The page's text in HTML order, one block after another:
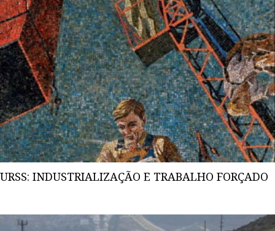
URSS: INDUSTRIALIZAÇÃO E TRABALHO FORÇADO